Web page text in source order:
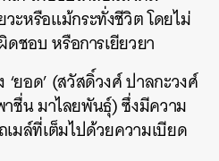
หรือแม้กระทั่งชีวิต โดยไม่
ชอบ หรือการเยียวยา
‘ยอด’ (สวัสดิ์วงศ์ ปาลกะวงศ์
ชื่น มาไลยพันธุ์) ซึ่งมีความ
มล์ที่เต็มไปด้วยความเบียด